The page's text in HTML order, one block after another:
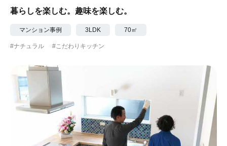
暮らしを楽しむ。趣味を楽しむ。
マンション事例 3LDK 70㎡
#ナチュラル #こだわりキッチン